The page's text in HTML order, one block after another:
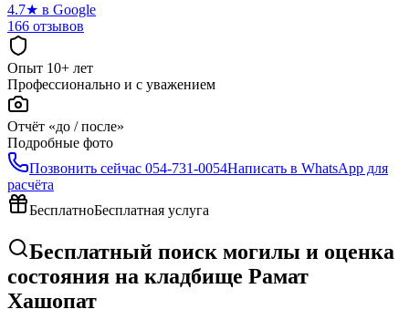
4.7★ в Google
166 отзывов
Опыт 10+ лет
Профессионально и с уважением
Отчёт «до / после»
Подробные фото
Позвонить сейчас 054-731-0054Написать в WhatsApp для
расчёта
БесплатноБесплатная услуга
Бесплатный поиск могилы и оценка
состояния на кладбище Рамат
Хашопат